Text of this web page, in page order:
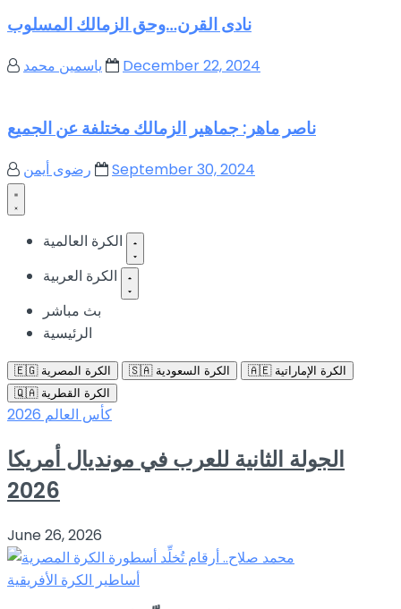
نادى القرن…وحق الزمالك المسلوب
ياسمين محمد December 22, 2024
ناصر ماهر: جماهير الزمالك مختلفة عن الجميع
رضوى أيمن September 30, 2024
بث مباشر
الرئيسية
🇪🇬 الكرة المصرية 🇸🇦 الكرة السعودية
🇦🇪 الكرة الإماراتية
🇶🇦 الكرة القطرية
كأس العالم 2026
الجولة الثانية للعرب في مونديال أمريكا
2026
June 26, 2026
أساطير الكرة الأفريقية